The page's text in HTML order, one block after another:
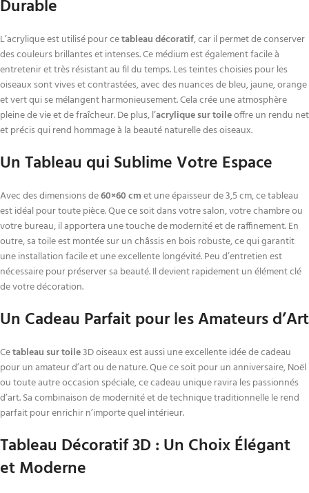
Durable
L’acrylique est utilisé pour cetableau décoratif, car il permet de conserver
des couleurs brillantes et intenses. Ce médium est également facile à
entretenir et très résistant au fil du temps. Les teintes choisies pour les
oiseaux sont vives et contrastées, avec des nuances de bleu, jaune, orange
et vert qui se mélangent harmonieusement. Cela crée une atmosphère
pleine de vie et de fraîcheur. De plus, l’acrylique sur toileoffre un rendu net
et précis qui rend hommage à la beauté naturelle des oiseaux.
Un Tableau qui Sublime Votre Espace
Avec des dimensions de60×60 cmet une épaisseur de 3,5 cm, ce tableau
est idéal pour toute pièce. Que ce soit dans votre salon, votre chambre ou
votre bureau, il apportera une touche de modernité et de raffinement. En
outre, sa toile est montée sur un châssis en bois robuste, ce qui garantit
une installation facile et une excellente longévité. Peu d’entretien est
nécessaire pour préserver sa beauté. Il devient rapidement un élément clé
de votre décoration.
Un Cadeau Parfait pour les Amateurs d’Art
Cetableau sur toile3D oiseaux est aussi une excellente idée de cadeau
pour un amateur d’art ou de nature. Que ce soit pour un anniversaire, Noël
ou toute autre occasion spéciale, ce cadeau unique ravira les passionnés
d’art. Sa combinaison de modernité et de technique traditionnelle le rend
parfait pour enrichir n’importe quel intérieur.
Tableau Décoratif 3D : Un Choix Élégant
et Moderne